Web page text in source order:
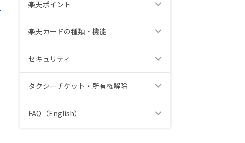
楽天ポイント
楽天カードの種類・機能
セキュリティ
タクシーチケット・所有権解除
FAQ（English）